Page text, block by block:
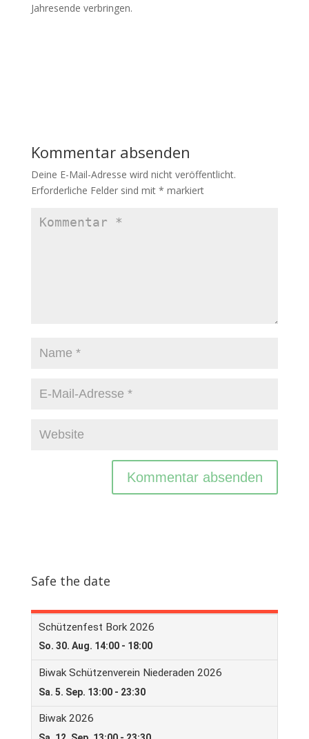
Jahresende verbringen.
Kommentar absenden
Deine E-Mail-Adresse wird nicht veröffentlicht.
Erforderliche Felder sind mit * markiert
Safe the date